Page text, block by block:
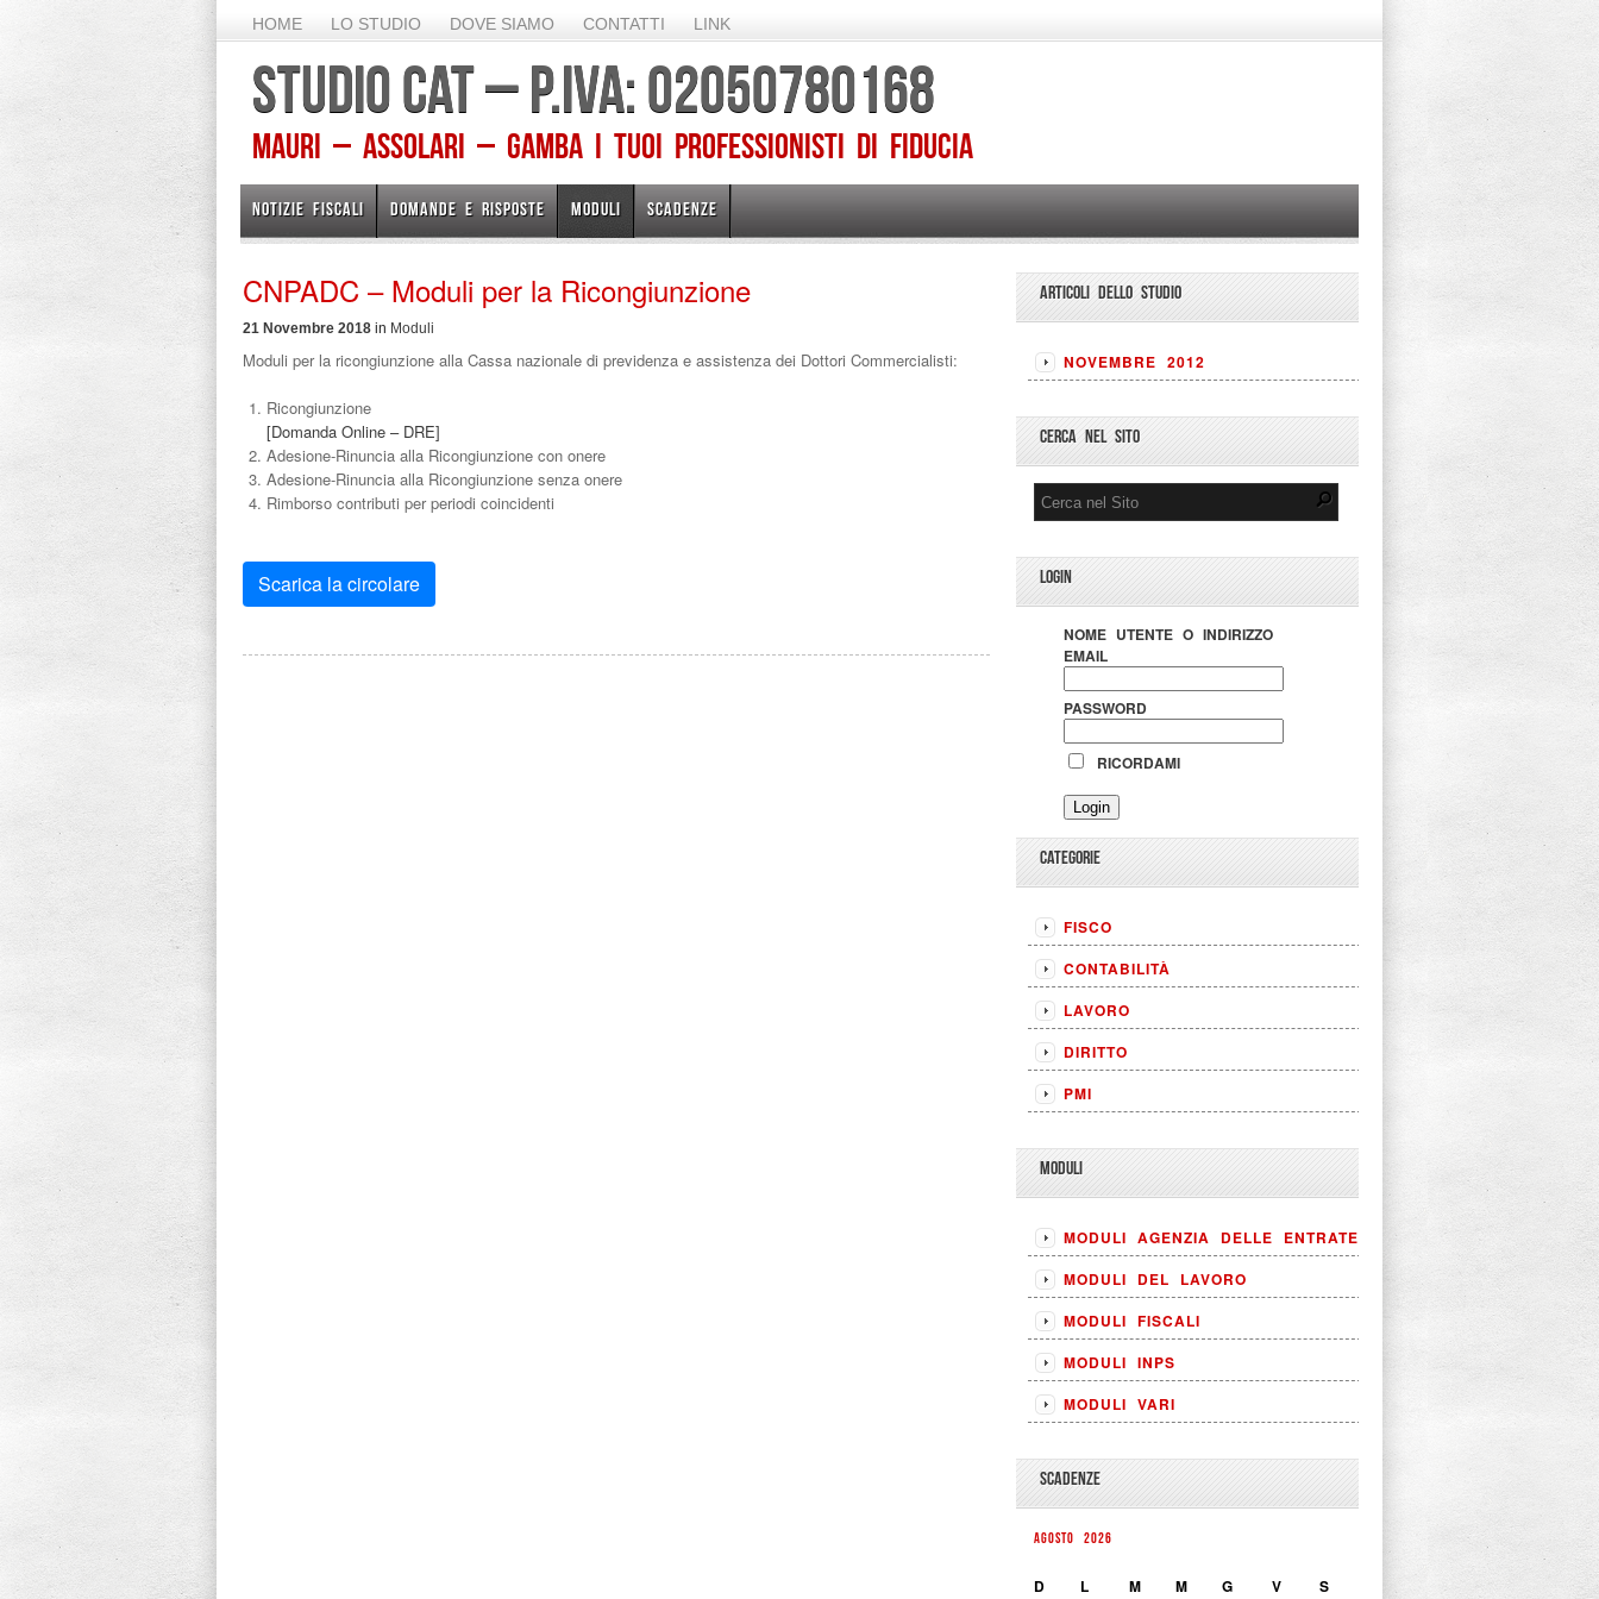
HOME LO STUDIO DOVE SIAMO CONTATTI LINK
STUDIO CAT – P.IVA: 02050780168
Mauri – Assolari – Gamba I TUOI PROFESSIONISTI DI FIDUCIA
NOTIZIE FISCALI DOMANDE E RISPOSTE MODULI SCADENZE
CNPADC – Moduli per la Ricongiunzione
21 Novembre 2018 in Moduli
Moduli per la ricongiunzione alla Cassa nazionale di previdenza e assistenza dei Dottori Commercialisti:
Ricongiunzione
[Domanda Online – DRE]
Adesione-Rinuncia alla Ricongiunzione con onere
Adesione-Rinuncia alla Ricongiunzione senza onere
Rimborso contributi per periodi coincidenti
Scarica la circolare
ARTICOLI DELLO STUDIO
NOVEMBRE 2012
CERCA NEL SITO
LOGIN
NOME UTENTE O INDIRIZZO
EMAIL
PASSWORD
RICORDAMI
CATEGORIE
FISCO
CONTABILITÀ
LAVORO
DIRITTO
PMI
MODULI
MODULI AGENZIA DELLE ENTRATE
MODULI DEL LAVORO
MODULI FISCALI
MODULI INPS
MODULI VARI
SCADENZE
AGOSTO 2026
D L M M G V S